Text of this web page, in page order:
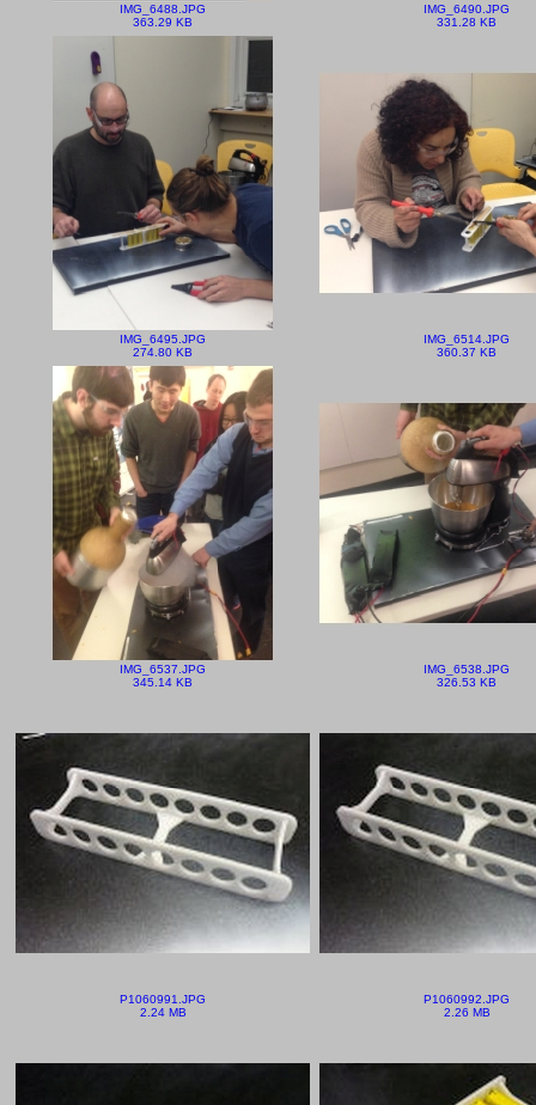
IMG_6488.JPG
363.29 KB
IMG_6490.JPG
331.28 KB
IMG_6495.JPG
274.80 KB
IMG_6514.JPG
360.37 KB
IMG_6537.JPG
345.14 KB
IMG_6538.JPG
326.53 KB
P1060991.JPG
2.24 MB
P1060992.JPG
2.26 MB